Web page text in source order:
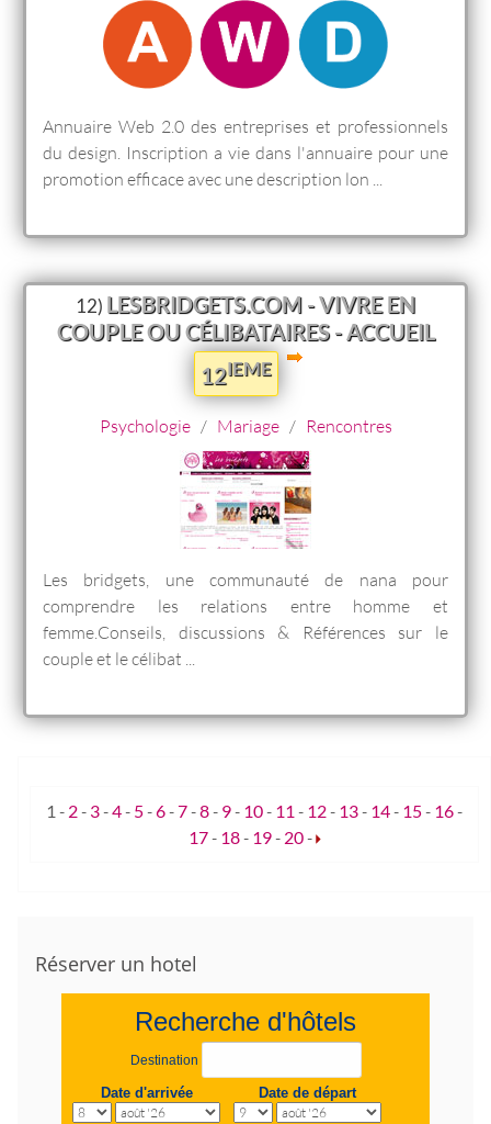
Annuaire Web 2.0 des entreprises et professionnels
du design. Inscription a vie dans l'annuaire pour une
promotion efficace avec une description lon ...
12) LESBRIDGETS.COM - VIVRE EN
COUPLE OU CÉLIBATAIRES - ACCUEIL
12IEME
Psychologie/ Mariage/ Rencontres
Les bridgets, une communauté de nana pour
comprendre les relations entre homme et
femme.Conseils, discussions & Références sur le
couple et le célibat ...
1 - 2- 3-4- 5-6-7-8- 9- 10- 11 - 12- 13- 14- 15- 16-
17- 18- 19- 20-
Réserver un hotel
Recherche d'hôtels
Destination
Date d'arrivée Date de départ